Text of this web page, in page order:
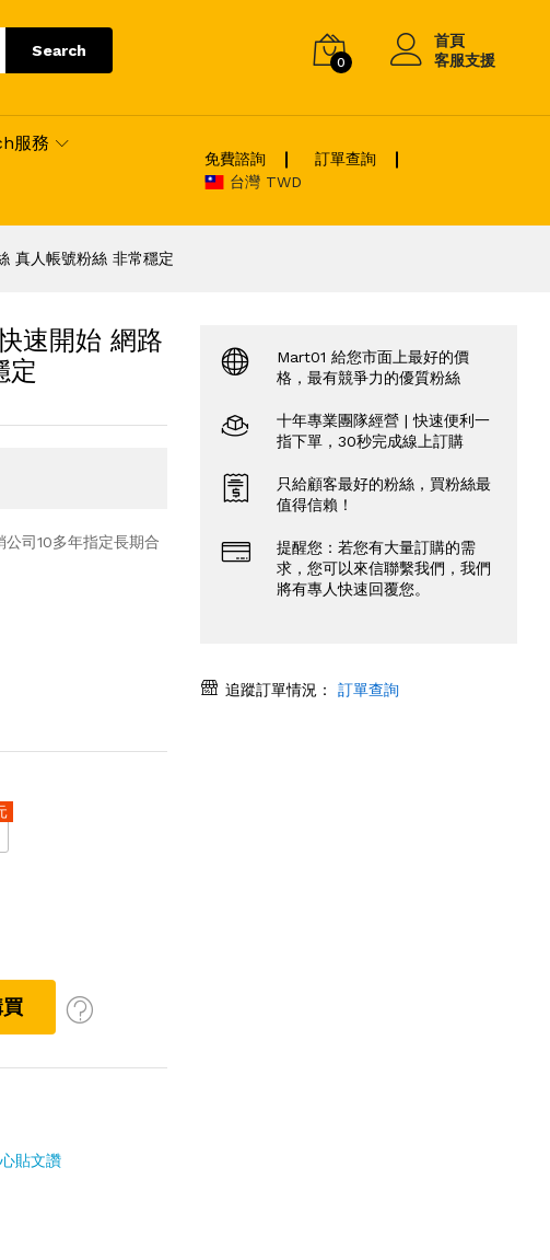
Search
0
首頁
客服支援
服務
免費諮詢
訂單查詢
台灣 TWD
真人帳號粉絲 非常穩定
速開始 網路
定
司10多年指定長期合
貼文讚
Mart01 給您市面上最好的價
格，最有競爭力的優質粉絲
十年專業團隊經營 | 快速便利一
指下單，30秒完成線上訂購
只給顧客最好的粉絲，買粉絲最
值得信賴！
提醒您：若您有大量訂購的需
求，您可以來信聯繫我們，我們
將有專人快速回覆您。
追蹤訂單情況： 訂單查詢